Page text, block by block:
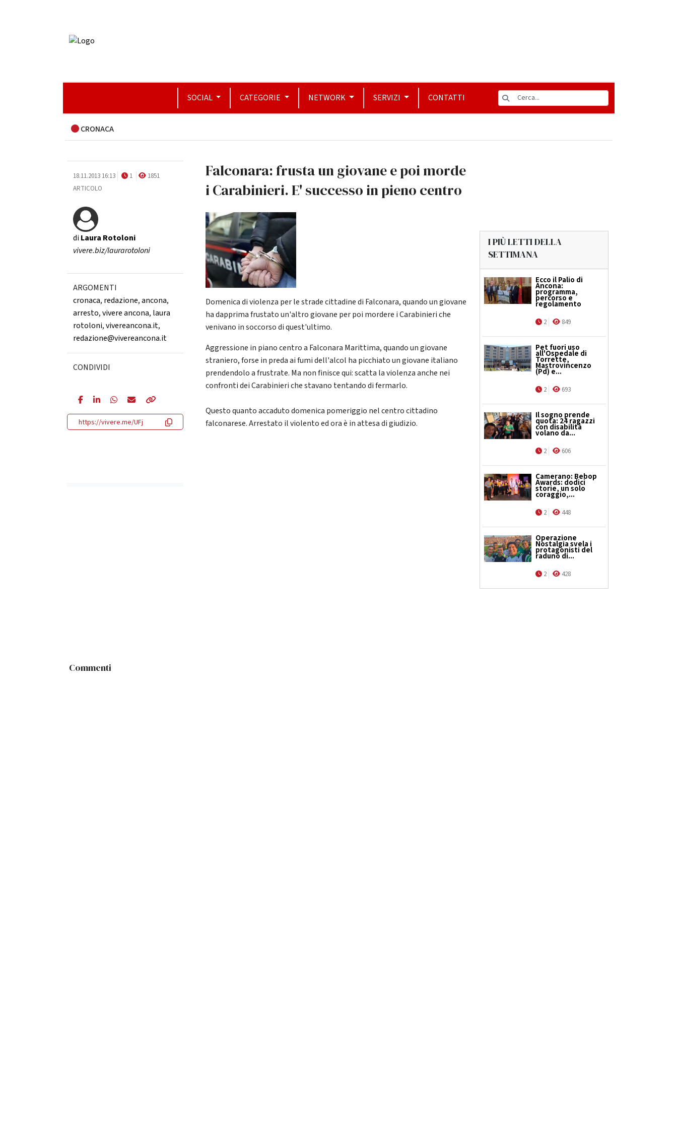
SOCIAL CATEGORIE NETWORK SERVIZI CONTATTI
CRONACA
18.11.2013 16:13 1
1851
ARTICOLO
diLaura Rotoloni
vivere.biz/laurarotoloni
ARGOMENTI
cronaca, redazione,ancona,
arresto,vivere ancona, laura
rotoloni,vivereancona.it,
redazione@vivereancona.it
CONDIVIDI
https://vivere.me/UFj
Falconara: frusta un giovane e poi morde
i Carabinieri. E' successo in pieno centro
Domenica di violenza per le strade cittadine di Falconara, quando un giovane
ha dapprima frustato un'altro giovane per poi mordere i Carabinieri che
venivano in soccorso di quest'ultimo.
Aggressione in piano centro a Falconara Marittima, quando un giovane
straniero, forse in preda ai fumi dell'alcol ha picchiato un giovane italiano
prendendolo a frustrate. Ma non finisce qui: scatta la violenza anche nei
confronti dei Carabinieri che stavano tentando di fermarlo.
Questo quanto accaduto domenica pomeriggio nel centro cittadino
falconarese. Arrestato il violento ed ora è in attesa di giudizio.
I PIÙ LETTI DELLA
SETTIMANA
Ecco il Palio di
Ancona:
programma,
percorso e
regolamento
2 849
Pet fuori uso
all'Ospedale di
Torrette,
Mastrovincenzo
(Pd) e...
2 693
Il sogno prende
quota: 24 ragazzi
con disabilità
volano da...
2 606
Camerano: Bebop
Awards: dodici
storie, un solo
coraggio,...
2 448
Operazione
Nostalgia svela i
protagonisti del
raduno di...
2 428
Commenti